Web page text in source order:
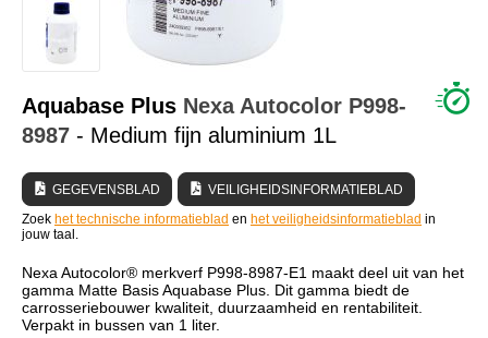
HANDLEIDING & ADVIES
Aquabase Plus Nexa Autocolor P998-
8987 - Medium fijn aluminium 1L
GEGEVENSBLAD
VEILIGHEIDSINFORMATIEBLAD
Zoek het technische informatieblad en het veiligheidsinformatieblad in
jouw taal.
Nexa Autocolor® merkverf P998-8987-E1 maakt deel uit van het
gamma Matte Basis Aquabase Plus. Dit gamma biedt de
carrosseriebouwer kwaliteit, duurzaamheid en rentabiliteit.
Verpakt in bussen van 1 liter.